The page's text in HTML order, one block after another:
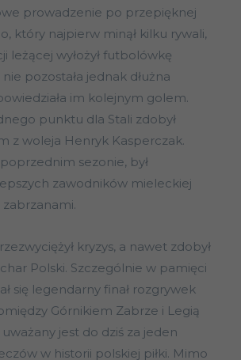
prowadzenie po przepięknej
który najpierw minął kilku rywali,
leżącej wyłożył futbolówkę
nie pozostała jednak dłużna
im kolejnym golem.
punktu dla Stali zdobył
z woleja Henryk Kasperczak.
sezonie, był
zawodników mieleckiej
kryzys, a nawet zdobył
Polski. Szczególnie w pamięci
się legendarny finał rozgrywek
Górnikiem Zabrze i Legią
jest do dziś za jeden
w historii polskiej piłki. Mimo